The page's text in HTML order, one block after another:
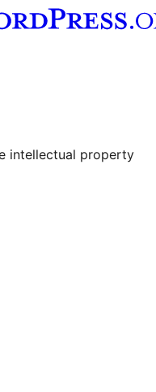
de Tumblr
intellectual property